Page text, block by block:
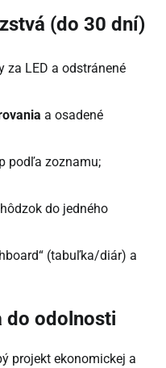
(do 30 dní)
za LED a odstránené
a osadené
podľa zoznamu;
do jedného
(tabuľka/diár) a
do odolnosti
projekt ekonomickej a